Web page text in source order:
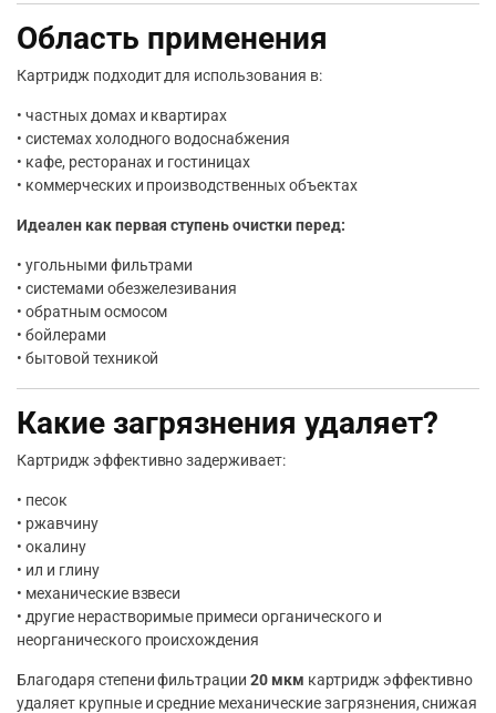
Область применения
Картридж подходит для использования в:
• частных домах и квартирах
• системах холодного водоснабжения
• кафе, ресторанах и гостиницах
• коммерческих и производственных объектах
Идеален как первая ступень очистки перед:
• угольными фильтрами
• системами обезжелезивания
• обратным осмосом
• бойлерами
• бытовой техникой
Какие загрязнения удаляет?
Картридж эффективно задерживает:
• песок
• ржавчину
• окалину
• ил и глину
• механические взвеси
• другие нерастворимые примеси органического и
неорганического происхождения
Благодаря степени фильтрации20 мкм картридж эффективно
удаляет крупные и средние механические загрязнения, снижая